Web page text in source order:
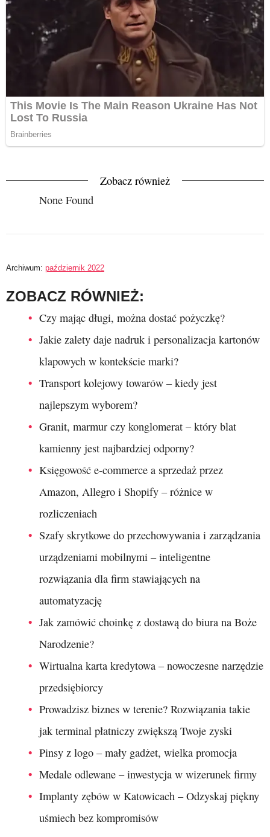
Zobacz również
None Found
Archiwum: październik 2022
ZOBACZ RÓWNIEŻ:
Czy mając długi, można dostać pożyczkę?
Jakie zalety daje nadruk i personalizacja kartonów
klapowych w kontekście marki?
Transport kolejowy towarów – kiedy jest
najlepszym wyborem?
Granit, marmur czy konglomerat – który blat
kamienny jest najbardziej odporny?
Księgowość e-commerce a sprzedaż przez
Amazon, Allegro i Shopify – różnice w
rozliczeniach
Szafy skrytkowe do przechowywania i zarządzania
urządzeniami mobilnymi – inteligentne
rozwiązania dla firm stawiających na
automatyzację
Jak zamówić choinkę z dostawą do biura na Boże
Narodzenie?
Wirtualna karta kredytowa – nowoczesne narzędzie
przedsiębiorcy
Prowadzisz biznes w terenie? Rozwiązania takie
jak terminal płatniczy zwiększą Twoje zyski
Pinsy z logo – mały gadżet, wielka promocja
Medale odlewane – inwestycja w wizerunek firmy
Implanty zębów w Katowicach – Odzyskaj piękny
uśmiech bez kompromisów